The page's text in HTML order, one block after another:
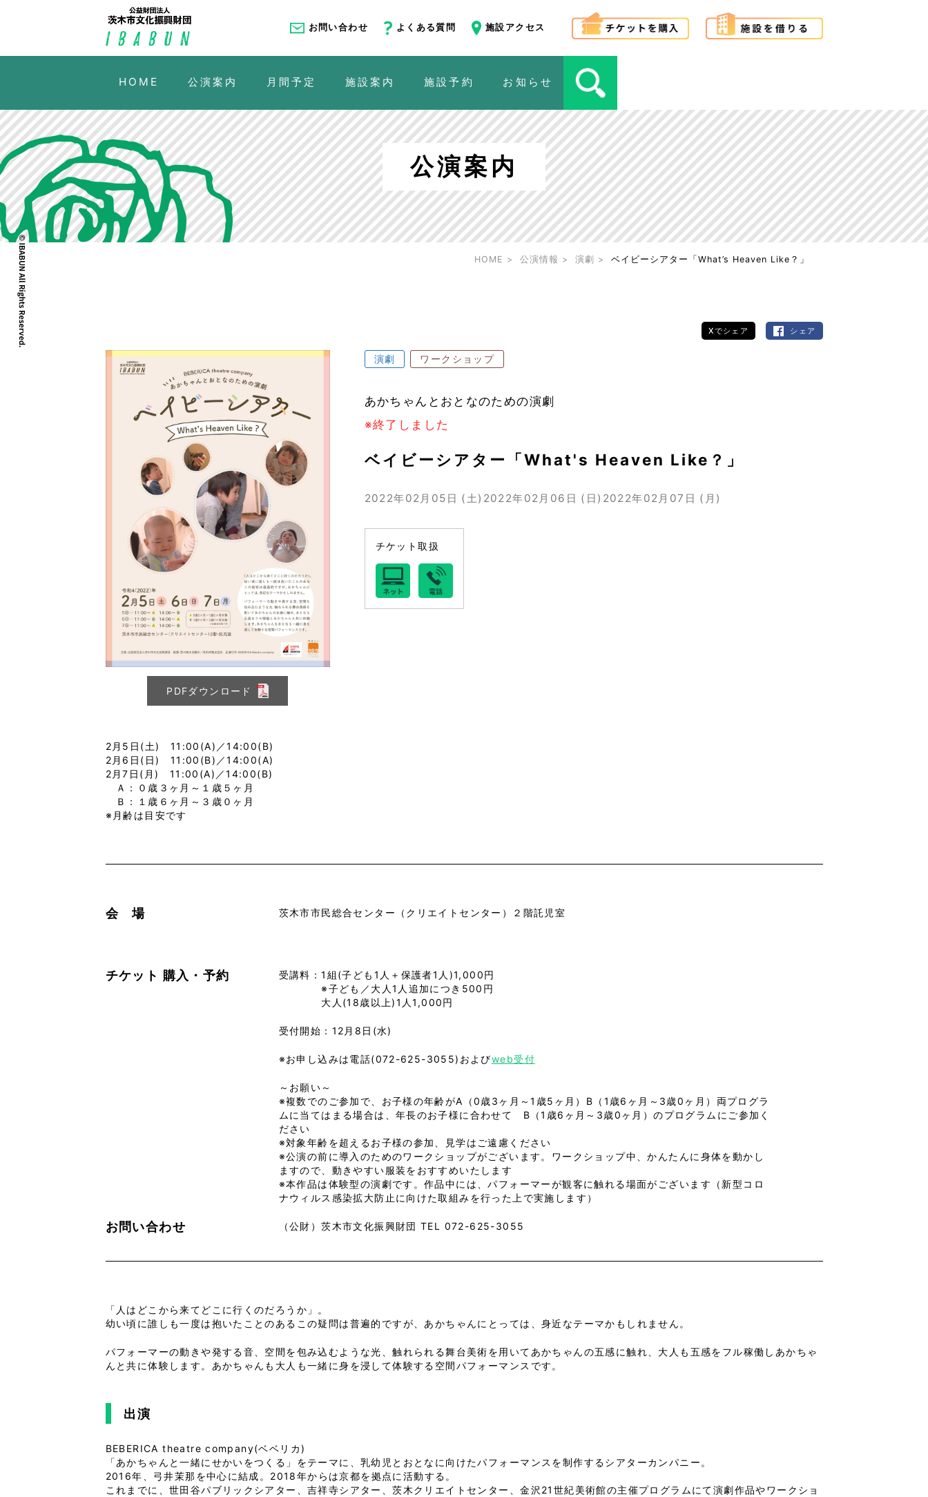
お問い合わせ よくある質問 施設アクセス
HOME 公演案内 月間予定 施設案内 施設予約 お知らせ
公演案内
HOME 公演情報 演劇 ベイビーシアター「What’s Heaven Like？」
Xでシェア シェア
PDFダウンロード
演劇 ワークショップ
あかちゃんとおとなのための演劇
※終了しました
ベイビーシアター「What's Heaven Like？」
2022年02月05日 (土) 2022年02月06日 (日) 2022年02月07日 (月)
チケット取扱
2月5日(土) 11:00(A)／14:00(B)
2月6日(日) 11:00(B)／14:00(A)
2月7日(月) 11:00(A)／14:00(B)
Ａ：０歳３ヶ月～１歳５ヶ月
Ｂ：１歳６ヶ月～３歳０ヶ月
※月齢は目安です
会 場 茨木市市民総合センター（クリエイトセンター）２階託児室
チケット 購入・予約
受講料：1組(子ども1人＋保護者1人)1,000円
※子ども／大人1人追加につき500円
大人(18歳以上)1人1,000円
受付開始：12月8日(水)
※お申し込みは電話(072-625-3055)およびweb受付
～お願い～
※複数でのご参加で、お子様の年齢がA（0歳3ヶ月～1歳5ヶ月）B（1歳6ヶ月～3歳0ヶ月）両プログラ
ムに当てはまる場合は、年長のお子様に合わせて B（1歳6ヶ月～3歳0ヶ月）のプログラムにご参加く
ださい
※対象年齢を超えるお子様の参加、見学はご遠慮ください
※公演の前に導入のためのワークショップがございます。ワークショップ中、かんたんに身体を動かし
ますので、動きやすい服装をおすすめいたします
※本作品は体験型の演劇です。作品中には、パフォーマーが観客に触れる場面がございます（新型コロ
ナウィルス感染拡大防止に向けた取組みを行った上で実施します）
お問い合わせ （公財）茨木市文化振興財団 TEL 072-625-3055
「人はどこから来てどこに行くのだろうか」。
幼い頃に誰しも一度は抱いたことのあるこの疑問は普遍的ですが、あかちゃんにとっては、身近なテーマかもしれません。
パフォーマーの動きや発する音、空間を包み込むような光、触れられる舞台美術を用いてあかちゃんの五感に触れ、大人も五感をフル稼働しあかちゃ
んと共に体験します。あかちゃんも大人も一緒に身を浸して体験する空間パフォーマンスです。
出演
BEBERICA theatre company(ベベリカ)
「あかちゃんと一緒にせかいをつくる」をテーマに、乳幼児とおとなに向けたパフォーマンスを制作するシアターカンパニー。
2016年、弓井茉那を中心に結成。2018年からは京都を拠点に活動する。
これまでに、世田谷パブリックシアター、吉祥寺シアター、茨木クリエイトセンター、金沢21世紀美術館の主催プログラムにて演劇作品やワークショ